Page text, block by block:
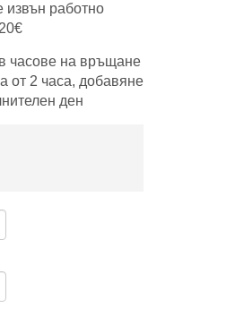
работно
часове на връщане
от 2 часа, добавяне
ден